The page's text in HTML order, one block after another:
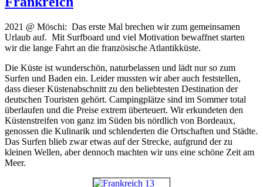
2021 @ Möschi: Das erste Mal brechen wir zum gemeinsamen
Urlaub auf. Mit Surfboard und viel Motivation bewaffnet starten
wir die lange Fahrt an die französische Atlantikküste.
Die Küste ist wunderschön, naturbelassen und lädt nur so zum
Surfen und Baden ein. Leider mussten wir aber auch feststellen,
dass dieser Küstenabschnitt zu den beliebtesten Destination der
deutschen Touristen gehört. Campingplätze sind im Sommer total
überlaufen und die Preise extrem überteuert. Wir erkundeten den
Küstenstreifen von ganz im Süden bis nördlich von Bordeaux,
genossen die Kulinarik und schlenderten die Ortschaften und Städte.
Das Surfen blieb zwar etwas auf der Strecke, aufgrund der zu
kleinen Wellen, aber dennoch machten wir uns eine schöne Zeit am
Meer.